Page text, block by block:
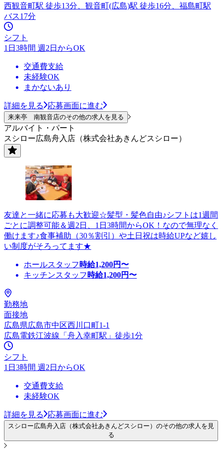
西観音町駅 徒歩13分、観音町(広島)駅 徒歩16分、福島町駅
バス17分
シフト
1日3時間 週2日からOK
交通費支給
未経験OK
まかないあり
詳細を見る 応募画面に進む
来来亭 南観音店のその他の求人を見る
アルバイト・パート
スシロー広島舟入店（株式会社あきんどスシロー）
友達と一緒に応募も大歓迎☆髪型・髪色自由♪シフトは1週間
ごとに調整可能＆週2日、1日3時間からOK！なので無理なく
働けます♪食事補助（30％割引）や土日祝は時給UPなど嬉し
い制度がそろってます★
ホールスタッフ 時給1,200円〜
キッチンスタッフ 時給1,200円〜
勤務地
面接地
広島県広島市中区西川口町1-1
広島電鉄江波線「舟入幸町駅」徒歩1分
シフト
1日3時間 週2日からOK
交通費支給
未経験OK
詳細を見る 応募画面に進む
スシロー広島舟入店（株式会社あきんどスシロー）のその他の求人を見
る